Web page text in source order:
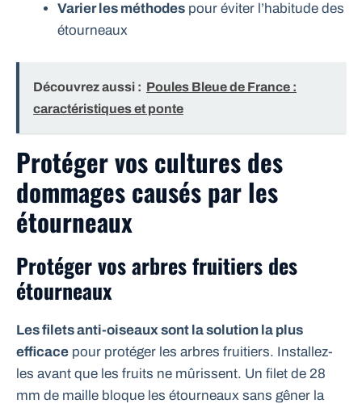
Varier les méthodes pour éviter l’habitude des
étourneaux
Découvrez aussi : Poules Bleue de France :
caractéristiques et ponte
Protéger vos cultures des
dommages causés par les
étourneaux
Protéger vos arbres fruitiers des
étourneaux
Les filets anti-oiseaux sont la solution la plus
efficace pour protéger les arbres fruitiers. Installez-
les avant que les fruits ne mûrissent. Un filet de 28
mm de maille bloque les étourneaux sans gêner la